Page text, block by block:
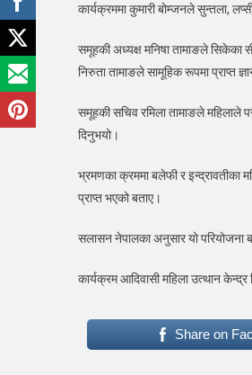
कार्यक्रममा कुमारी बोम्जनले सुन्तला,
समूहकी अध्यक्ष मनिषा तामाङले सिकेका
निरुता तामाङले सामूहिक रूपमा प्राप्त
समूहकी सचिव रमिला तामाङले महिलाले
दिनुभयो।
भ्रमणका क्रममा बलेफी र इन्द्रावतीका
प्राप्त भएको बताए।
सलासन नेपालका अनुसार यो परियोजना
कार्यक्रम आदिवासी महिला उत्थान केन्द्र
Share on